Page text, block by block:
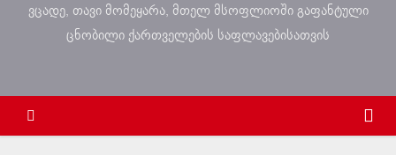
ვცადე, თავი მომეყარა, მთელ მსოფლიოში გაფანტული
ცნობილი ქართველების საფლავებისათვის